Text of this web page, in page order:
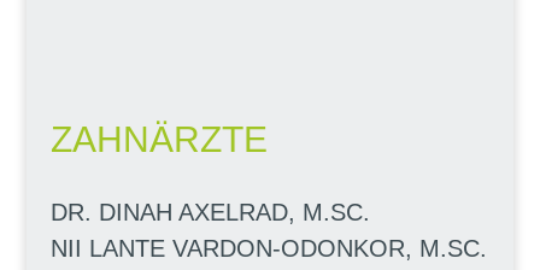
ZAHNÄRZTE
DR. DINAH AXELRAD, M.SC.
NII LANTE VARDON-ODONKOR, M.SC.